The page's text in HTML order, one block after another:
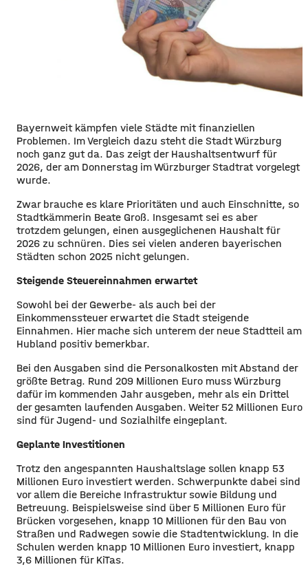
Bayernweit kämpfen viele Städte mit finanziellen
Problemen. Im Vergleich dazu steht die Stadt Würzburg
noch ganz gut da. Das zeigt der Haushaltsentwurf für
2026, der am Donnerstag im Würzburger Stadtrat vorgelegt
wurde.
Zwar brauche es klare Prioritäten und auch Einschnitte, so
Stadtkämmerin Beate Groß. Insgesamt sei es aber
trotzdem gelungen, einen ausgeglichenen Haushalt für
2026 zu schnüren. Dies sei vielen anderen bayerischen
Städten schon 2025 nicht gelungen.
Steigende Steuereinnahmen erwartet
Sowohl bei der Gewerbe- als auch bei der
Einkommenssteuer erwartet die Stadt steigende
Einnahmen. Hier mache sich unterem der neue Stadtteil am
Hubland positiv bemerkbar.
Bei den Ausgaben sind die Personalkosten mit Abstand der
größte Betrag. Rund 209 Millionen Euro muss Würzburg
dafür im kommenden Jahr ausgeben, mehr als ein Drittel
der gesamten laufenden Ausgaben. Weiter 52 Millionen Euro
sind für Jugend- und Sozialhilfe eingeplant.
Geplante Investitionen
Trotz den angespannten Haushaltslage sollen knapp 53
Millionen Euro investiert werden. Schwerpunkte dabei sind
vor allem die Bereiche Infrastruktur sowie Bildung und
Betreuung. Beispielsweise sind über 5 Millionen Euro für
Brücken vorgesehen, knapp 10 Millionen für den Bau von
Straßen und Radwegen sowie die Stadtentwicklung. In die
Schulen werden knapp 10 Millionen Euro investiert, knapp
3,6 Millionen für KiTas.